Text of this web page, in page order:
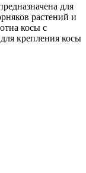
для
растений и
косы с
крепления косы